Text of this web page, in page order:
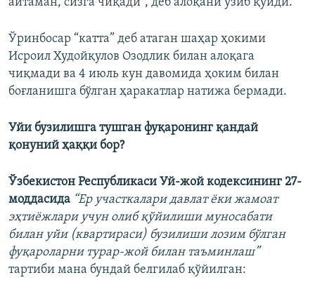
Ўринбосар “катта” деб атаган шаҳар ҳокими
Исроил Худойқулов Озодлик билан алоқага
чиқмади ва 4 июль кун давомида ҳоким билан
боғланишга бўлган ҳаракатлар натижа бермади.
Уйи бузилишга тушган фуқаронинг қандай
қонуний ҳаққи бор?
Ўзбекистон Республикаси Уй-жой кодексининг 27-
моддасида “Ер участкалари давлат ёки жамоат
эҳтиёжлари учун олиб қўйилиши муносабати
билан уйи (квартираси) бузилиши лозим бўлган
фуқароларни турар-жой билан таъминлаш”
тартиби мана бундай белгилаб қўйилган: